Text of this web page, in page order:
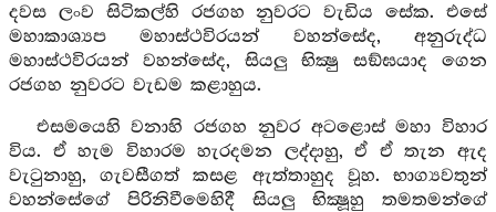
දවස ලංව සිටිකල්හි රජගහ නුවරට වැඩිය සේක. එසේ
මහාකාශ්‍යප මහාස්ථවිරයන් වහන්සේද, අනුරුද්ධ
මහාස්ථවිරයන් වහන්සේද, සියලු භික්‍ෂු සඞ්ඝයාද ගෙන
රජගහ නුවරට වැඩම කළාහුය.
එසමයෙහි වනාහි රජගහ නුවර අටළොස් මහා විහාර
විය. ඒ හැම විහාරම හැරදමන ලද්දාහු, ඒ ඒ තැන ඇද
වැටුනාහු, ගැවසීගත් කසළ ඇත්තාහුද වූහ. භාග්‍යවතුන්
වහන්සේගේ පිරිනිවීමෙහිදී සියලු භික්‍ෂූහු තමතමන්ගේ